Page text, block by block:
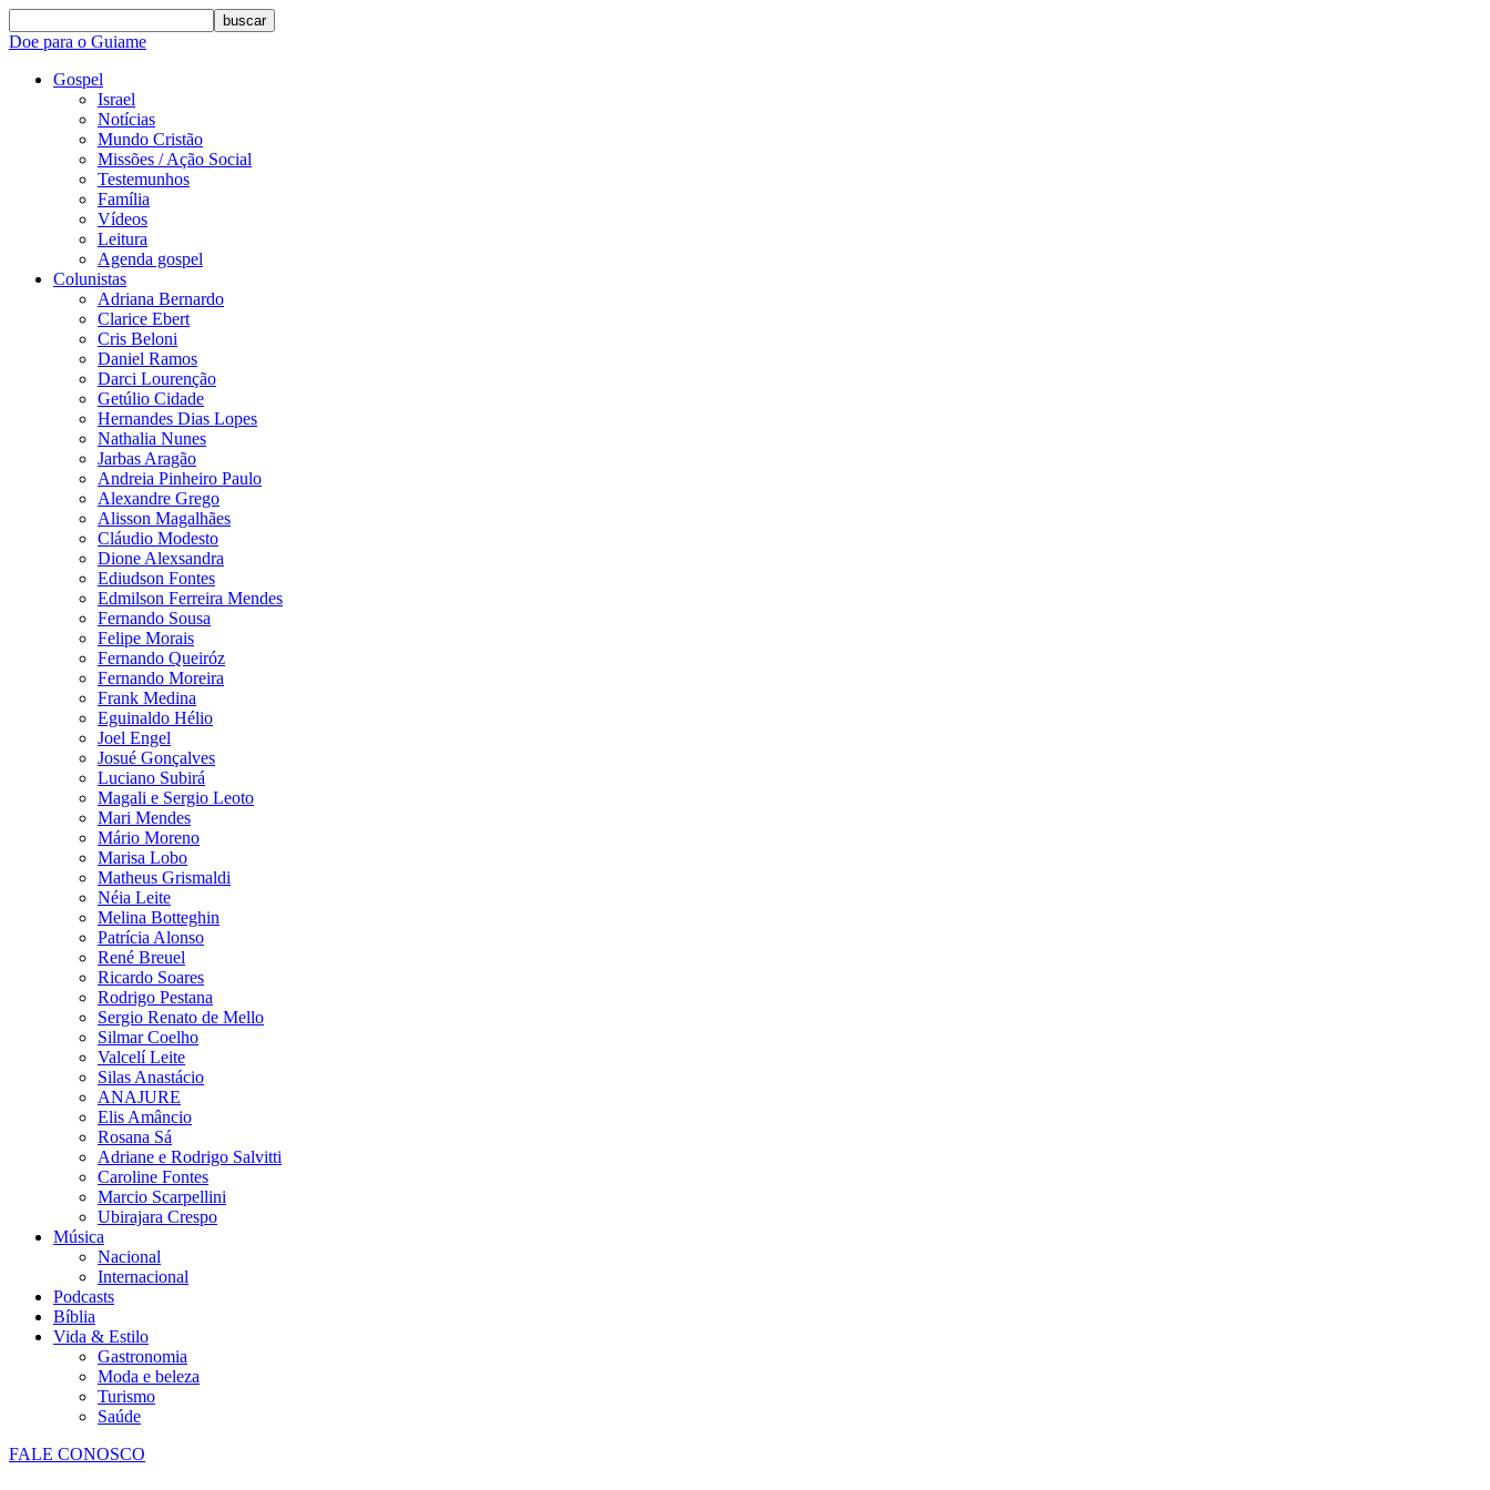
buscar
Doe para o Guiame
Gospel
Israel
Notícias
Mundo Cristão
Missões / Ação Social
Testemunhos
Família
Vídeos
Leitura
Agenda gospel
Colunistas
Adriana Bernardo
Clarice Ebert
Cris Beloni
Daniel Ramos
Darci Lourenção
Getúlio Cidade
Hernandes Dias Lopes
Nathalia Nunes
Jarbas Aragão
Andreia Pinheiro Paulo
Alexandre Grego
Alisson Magalhães
Cláudio Modesto
Dione Alexsandra
Ediudson Fontes
Edmilson Ferreira Mendes
Fernando Sousa
Felipe Morais
Fernando Queiróz
Fernando Moreira
Frank Medina
Eguinaldo Hélio
Joel Engel
Josué Gonçalves
Luciano Subirá
Magali e Sergio Leoto
Mari Mendes
Mário Moreno
Marisa Lobo
Matheus Grismaldi
Néia Leite
Melina Botteghin
Patrícia Alonso
René Breuel
Ricardo Soares
Rodrigo Pestana
Sergio Renato de Mello
Silmar Coelho
Valcelí Leite
Silas Anastácio
ANAJURE
Elis Amâncio
Rosana Sá
Adriane e Rodrigo Salvitti
Caroline Fontes
Marcio Scarpellini
Ubirajara Crespo
Música
Nacional
Internacional
Podcasts
Bíblia
Vida & Estilo
Gastronomia
Moda e beleza
Turismo
Saúde
FALE CONOSCO